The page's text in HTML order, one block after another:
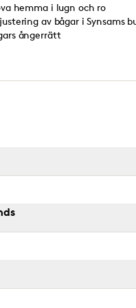
hemma i lugn och ro
av bågar i Synsams
ångerrätt